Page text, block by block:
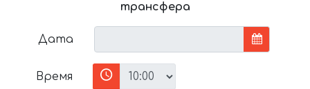
трансфера
Дата
Время